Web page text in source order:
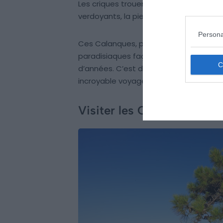
Les criques trouent les falaises
verdoyants, la pierre calcaire luit au
Ces Calanques, parmi les plus
paradisiaques façonnées par le labeur
d’années. C’est donc à la force et à
incroyable voyage sur la Corniche d’Or.
Visiter les Calanques de